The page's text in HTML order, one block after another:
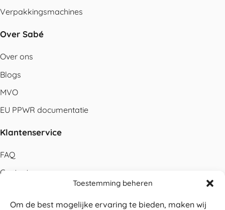
Toestemming beheren
Om de best mogelijke ervaring te bieden, maken wij
Verpakkingsmachines
Over Sabé
Over ons
Blogs
MVO
EU PPWR documentatie
Klantenservice
FAQ
Contact
Betalen